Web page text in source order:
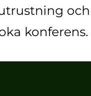
och
konferens.